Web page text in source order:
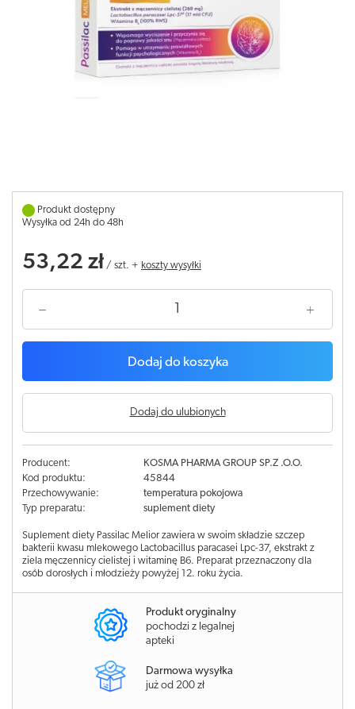
Produkt dostępny
Wysyłka od 24h do 48h
53,22 zł / szt. + koszty wysyłki
Dodaj do koszyka
Dodaj do ulubionych
Producent:
KOSMA PHARMA GROUP SP.Z .O.O.
Kod produktu:
45844
Przechowywanie:
temperatura pokojowa
Typ preparatu:
suplement diety
Suplement diety Passilac Melior zawiera w swoim składzie szczep
bakterii kwasu mlekowego Lactobacillus paracasei Lpc-37, ekstrakt z
ziela męczennicy cielistej i witaminę B6. Preparat przeznaczony dla
osób dorosłych i młodzieży powyżej 12. roku życia.
Produkt oryginalny
pochodzi z legalnej
apteki
Darmowa wysyłka
już od 200 zł